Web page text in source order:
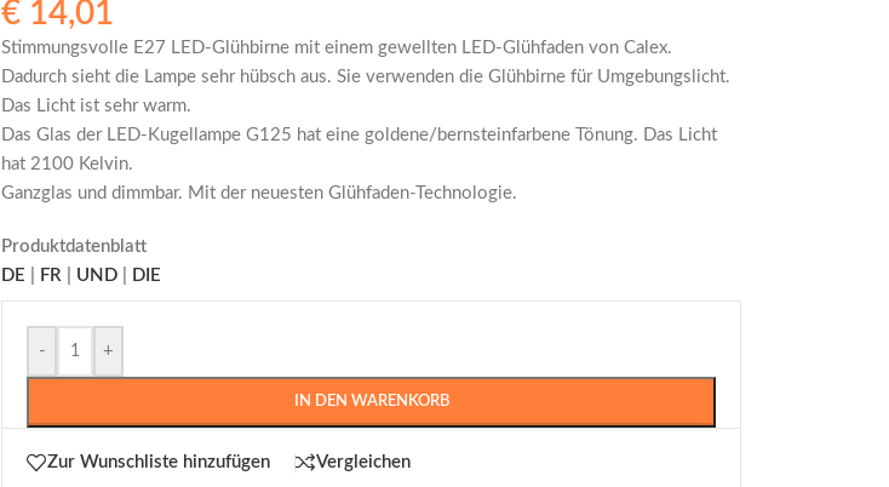
€ 14,01
Stimmungsvolle E27 LED-Glühbirne mit einem gewellten LED-Glühfaden von Calex.
Dadurch sieht die Lampe sehr hübsch aus. Sie verwenden die Glühbirne für Umgebungslicht.
Das Licht ist sehr warm.
Das Glas der LED-Kugellampe G125 hat eine goldene/bernsteinfarbene Tönung. Das Licht
hat 2100 Kelvin.
Ganzglas und dimmbar. Mit der neuesten Glühfaden-Technologie.
Produktdatenblatt
DE
FR UND DIE
- +
IN DEN WARENKORB
Zur Wunschliste hinzufügen Vergleichen